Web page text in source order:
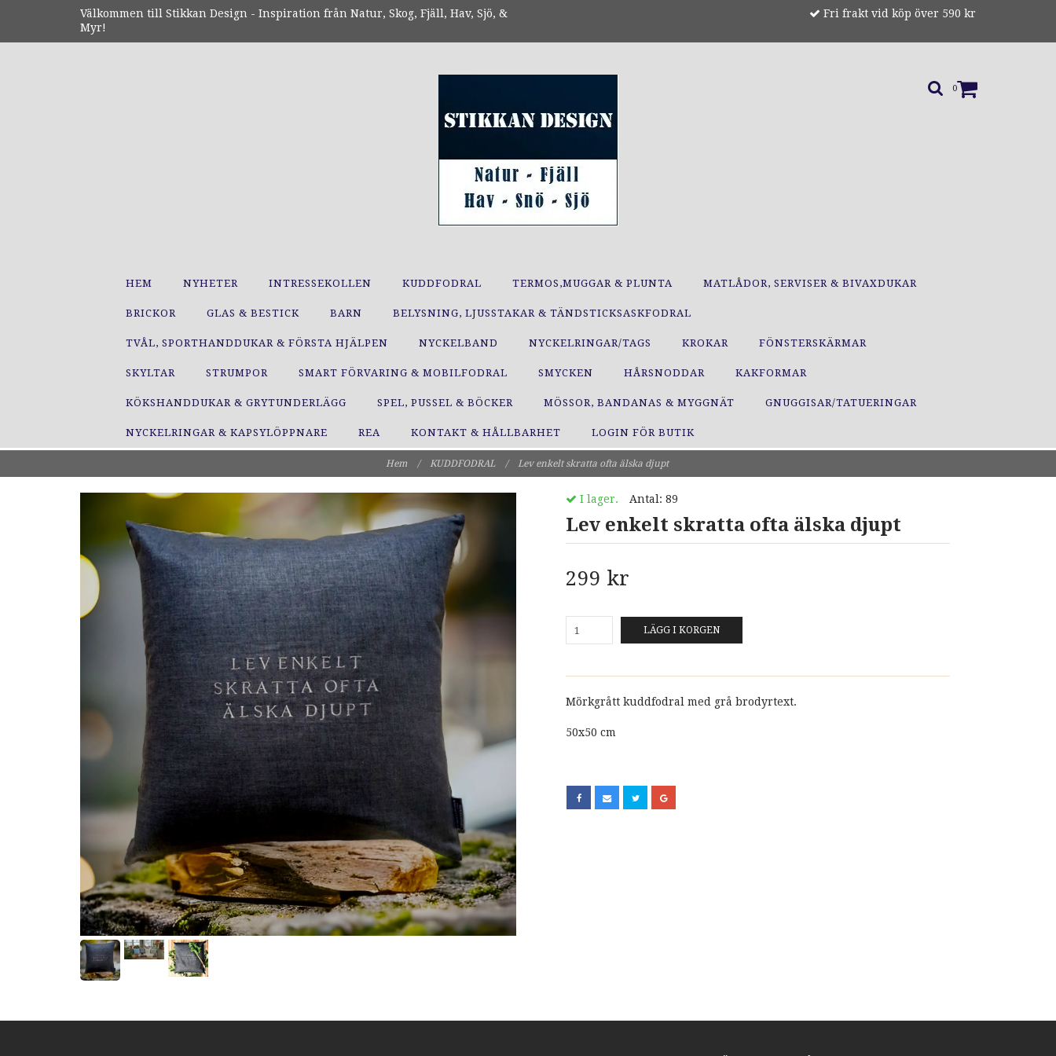
Välkommen till Stikkan Design - Inspiration från Natur, Skog, Fjäll, Hav, Sjö, &
Myr!
Fri frakt vid köp över 590 kr
0
HEM NYHETER INTRESSEKOLLEN KUDDFODRAL TERMOS,MUGGAR & PLUNTA MATLÅDOR, SERVISER & BIVAXDUKAR
BRICKOR GLAS & BESTICK BARN BELYSNING, LJUSSTAKAR & TÄNDSTICKSASKFODRAL
TVÅL, SPORTHANDDUKAR & FÖRSTA HJÄLPEN NYCKELBAND NYCKELRINGAR/TAGS KROKAR FÖNSTERSKÄRMAR
SKYLTAR STRUMPOR SMART FÖRVARING & MOBILFODRAL SMYCKEN HÅRSNODDAR KAKFORMAR
KÖKSHANDDUKAR & GRYTUNDERLÄGG SPEL, PUSSEL & BÖCKER MÖSSOR, BANDANAS & MYGGNÄT GNUGGISAR/TATUERINGAR
NYCKELRINGAR & KAPSYLÖPPNARE REA KONTAKT & HÅLLBARHET LOGIN FÖR BUTIK
Hem / KUDDFODRAL / Lev enkelt skratta ofta älska djupt
I lager. Antal: 89
Lev enkelt skratta ofta älska djupt
299 kr
LÄGG I KORGEN
Mörkgrått kuddfodral med grå brodyrtext.
50x50 cm